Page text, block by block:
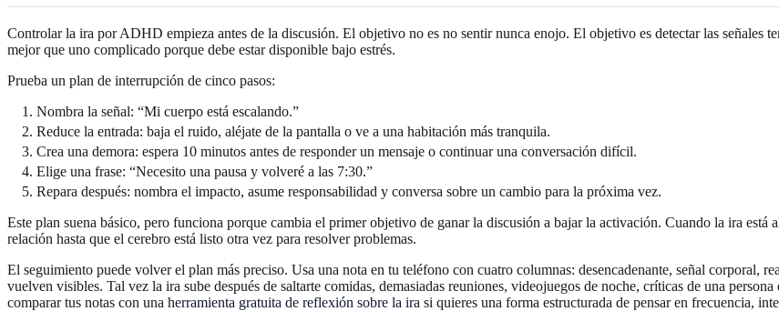
Controlar la ira por ADHD empieza antes de la discusión. El objetivo no es no sentir nunca enojo. El objetivo es detectar las señales
mejor que uno complicado porque debe estar disponible bajo estrés.
Prueba un plan de interrupción de cinco pasos:
Nombra la señal: “Mi cuerpo está escalando.”
Reduce la entrada: baja el ruido, aléjate de la pantalla o ve a una habitación más tranquila.
Crea una demora: espera 10 minutos antes de responder un mensaje o continuar una conversación difícil.
Elige una frase: “Necesito una pausa y volveré a las 7:30.”
Repara después: nombra el impacto, asume responsabilidad y conversa sobre un cambio para la próxima vez.
Este plan suena básico, pero funciona porque cambia el primer objetivo de ganar la discusión a bajar la activación. Cuando la ira está
relación hasta que el cerebro está listo otra vez para resolver problemas.
El seguimiento puede volver el plan más preciso. Usa una nota en tu teléfono con cuatro columnas: desencadenante, señal corporal,
vuelven visibles. Tal vez la ira sube después de saltarte comidas, demasiadas reuniones, videojuegos de noche, críticas de una
comparar tus notas con una herramienta gratuita de reflexión sobre la ira si quieres una forma estructurada de pensar en frecuencia,